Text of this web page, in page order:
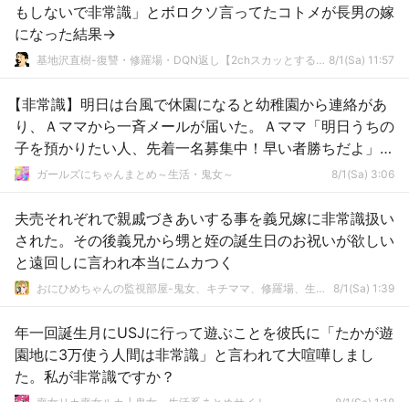
もしないで非常識」とボロクソ言ってたコトメが長男の嫁
になった結果→
基地沢直樹-復讐・修羅場・DQN返し【2chスカッとする話まとめ】 8/1(Sa) 11:57
【非常識】明日は台風で休園になると幼稚園から連絡があ
り、Ａママから一斉メールが届いた。Ａママ「明日うちの
子を預かりたい人、先着一名募集中！早い者勝ちだよ」→
スルーした結果
ガールズにちゃんまとめ～生活・鬼女～ 8/1(Sa) 3:06
夫売それぞれで親戚づきあいする事を義兄嫁に非常識扱い
された。その後義兄から甥と姪の誕生日のお祝いが欲しい
と遠回しに言われ本当にムカつく
おにひめちゃんの監視部屋-鬼女、キチママ、修羅場、生活まとめ- 8/1(Sa) 1:39
年一回誕生月にUSJに行って遊ぶことを彼氏に「たかが遊
園地に3万使う人間は非常識」と言われて大喧嘩しまし
た。私が非常識ですか？